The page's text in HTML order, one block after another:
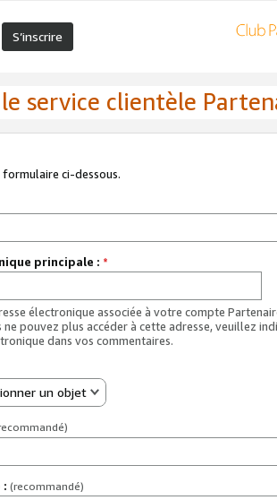
S’inscrire
service clientèle
ci-dessous.
principale : *
électronique associée à votre compte
ne pouvez plus accéder à cette adresse, veuillez
dans vos commentaires.
un objet
: (recommandé)